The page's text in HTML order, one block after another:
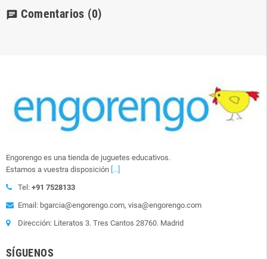
chat Comentarios (0)
Engorengo es una tienda de juguetes educativos.
Estamos a vuestra disposición [...]
Tel: +91 7528133
Email: bgarcia@engorengo.com, visa@engorengo.com
Dirección: Literatos 3. Tres Cantos 28760. Madrid
SÍGUENOS